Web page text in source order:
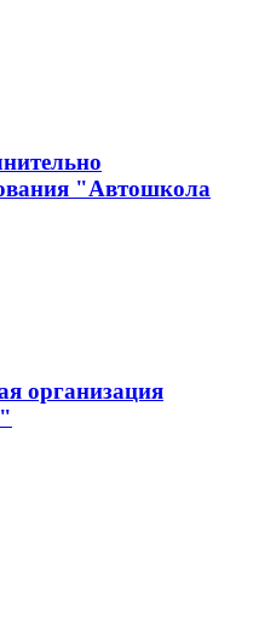
"Автошкола
организация